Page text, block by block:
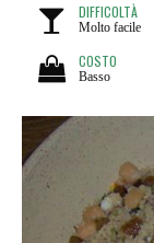
DIFFICOLTÀ
Molto facile
COSTO
Basso